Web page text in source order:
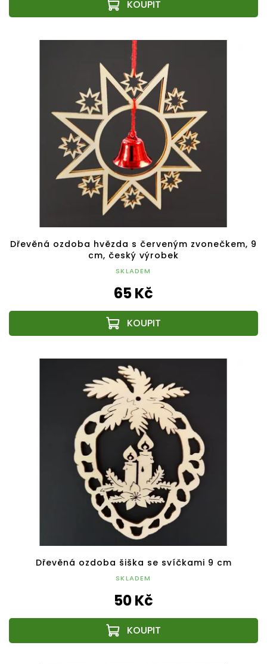
Dřevěná ozdoba hvězda s červeným zvonečkem, 9
cm, český výrobek
SKLADEM
65 Kč
Dřevěná ozdoba šiška se svíčkami 9 cm
SKLADEM
50 Kč